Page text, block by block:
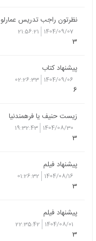
نظرتون راجب تدریس عمارلو
1404/09/07
21:56:21
3
پیشنهاد کتاب
1404/09/06
02:26:33
6
زیست حنیف یا فرهمندنیا
1404/08/30
19:32:43
3
پیشنهاد فیلم
1404/08/16
01:26:32
3
پیشنهاد فیلم
1404/08/01
22:35:42
3